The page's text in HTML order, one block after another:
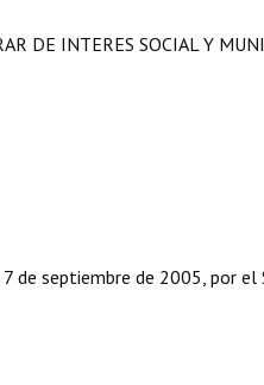
DE INTERES SOCIAL Y
septiembre de 2005, por el